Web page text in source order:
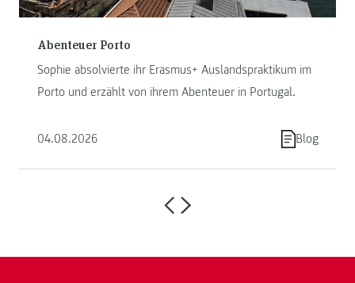
Abenteuer Porto
Sophie absolvierte ihr Erasmus+ Auslandspraktikum im
Porto und erzählt von ihrem Abenteuer in Portugal.
04.08.2026 Blog